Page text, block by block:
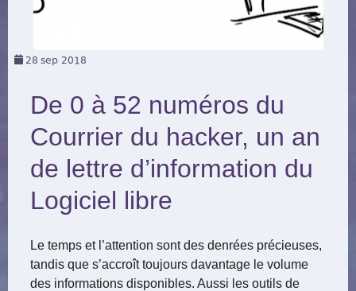
28 sep 2018
De 0 à 52 numéros du
Courrier du hacker, un an
de lettre d’information du
Logiciel libre
Le temps et l’attention sont des denrées précieuses,
tandis que s’accroît toujours davantage le volume
des informations disponibles. Aussi les outils de